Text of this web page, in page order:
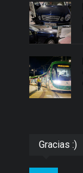
Gracias :)